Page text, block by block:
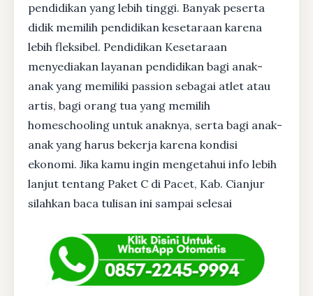
pendidikan yang lebih tinggi. Banyak peserta
didik memilih pendidikan kesetaraan karena
lebih fleksibel. Pendidikan Kesetaraan
menyediakan layanan pendidikan bagi anak-
anak yang memiliki passion sebagai atlet atau
artis, bagi orang tua yang memilih
homeschooling untuk anaknya, serta bagi anak-
anak yang harus bekerja karena kondisi
ekonomi. Jika kamu ingin mengetahui info lebih
lanjut tentang Paket C di Pacet, Kab. Cianjur
silahkan baca tulisan ini sampai selesai